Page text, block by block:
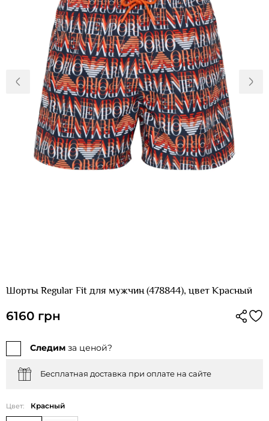
О нас
Доставка и
оплата
Новости
Возвращение
и обмен
Откуда о
магазине
Вопросы и
ответы
Контакты
Palmira Club
Уход
+38(050)4840005
Шорты Regular Fit для мужчин (478844), цвет Красный
6160 грн
Следим за ценой?
Бесплатная доставка при оплате на сайте
Цвет: Красный